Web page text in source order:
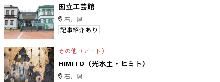
国立工芸館
石川県
記事紹介あり
その他（アート）
HIMITO（光水土・ヒミト）
石川県